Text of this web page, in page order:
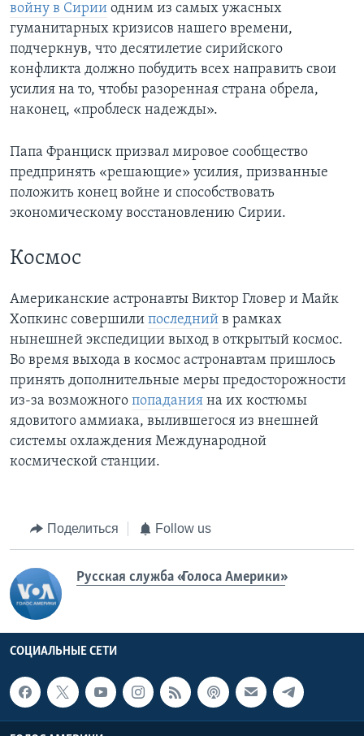
войну в Сирии одним из самых ужасных
гуманитарных кризисов нашего времени,
подчеркнув, что десятилетие сирийского
конфликта должно побудить всех направить свои
усилия на то, чтобы разоренная страна обрела,
наконец, «проблеск надежды».
Папа Франциск призвал мировое сообщество
предпринять «решающие» усилия, призванные
положить конец войне и способствовать
экономическому восстановлению Сирии.
Космос
Американские астронавты Виктор Гловер и Майк
Хопкинс совершили последний в рамках
нынешней экспедиции выход в открытый космос.
Во время выхода в космос астронавтам пришлось
принять дополнительные меры предосторожности
из-за возможного попадания на их костюмы
ядовитого аммиака, вылившегося из внешней
системы охлаждения Международной
космической станции.
Поделиться Follow us
Русская служба «Голоса Америки»
СОЦИАЛЬНЫЕ СЕТИ